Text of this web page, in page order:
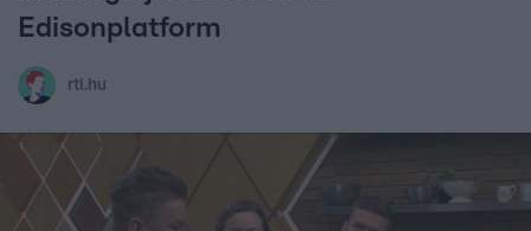
Edisonplatform
rtl.hu